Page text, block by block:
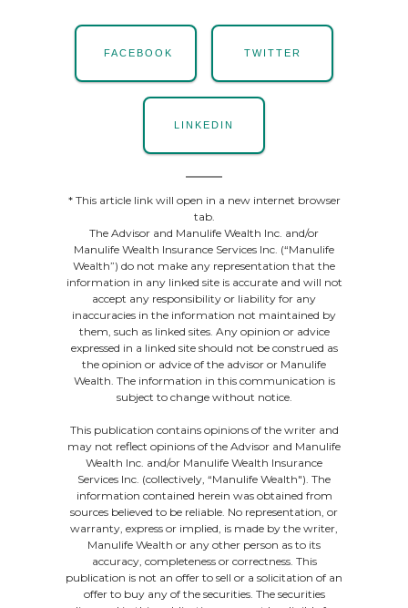
FACEBOOK TWITTER
LINKEDIN
* This article link will open in a new internet browser
tab.
The Advisor and Manulife Wealth Inc. and/or
Manulife Wealth Insurance Services Inc. (“Manulife
Wealth”) do not make any representation that the
information in any linked site is accurate and will not
accept any responsibility or liability for any
inaccuracies in the information not maintained by
them, such as linked sites. Any opinion or advice
expressed in a linked site should not be construed as
the opinion or advice of the advisor or Manulife
Wealth. The information in this communication is
subject to change without notice.
This publication contains opinions of the writer and
may not reflect opinions of the Advisor and Manulife
Wealth Inc. and/or Manulife Wealth Insurance
Services Inc. (collectively, “Manulife Wealth"). The
information contained herein was obtained from
sources believed to be reliable. No representation, or
warranty, express or implied, is made by the writer,
Manulife Wealth or any other person as to its
accuracy, completeness or correctness. This
publication is not an offer to sell or a solicitation of an
offer to buy any of the securities. The securities